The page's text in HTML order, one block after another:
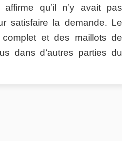
affirme qu’il n’y avait pas
satisfaire la demande. Le
et des maillots de
dans d’autres parties du